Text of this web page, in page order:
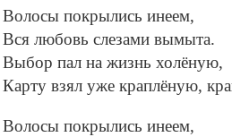
Волосы покрылись инеем,
Вся любовь слезами вымыта.
Выбор пал на жизнь холёную,
Карту взял уже краплёную,
Волосы покрылись инеем,